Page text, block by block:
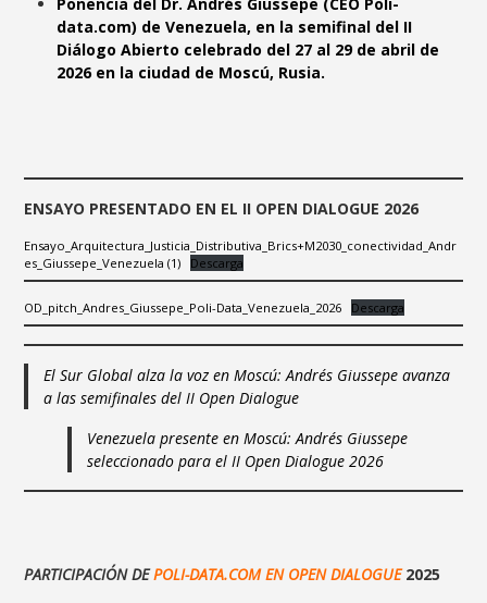
data.com) de Venezuela, en la semifinal del II
Diálogo Abierto celebrado del 27 al 29 de abril de
2026 en la ciudad de Moscú, Rusia.
ENSAYO PRESENTADO EN EL II OPEN DIALOGUE 2026
Ensayo_Arquitectura_Justicia_Distributiva_Brics+M2030_conectividad_Andr
es_Giussepe_Venezuela (1)
Descarga
OD_pitch_Andres_Giussepe_Poli-Data_Venezuela_2026 Descarga
El Sur Global alza la voz en Moscú: Andrés Giussepe avanza
a las semifinales del II Open Dialogue
Venezuela presente en Moscú: Andrés Giussepe
seleccionado para el II Open Dialogue 2026
PARTICIPACIÓN DEPOLI-DATA.COM EN OPEN DIALOGUE 2025